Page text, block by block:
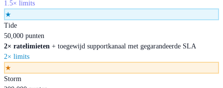
1.5× limits
★
Tide
50,000 punten
2× ratelimieten + toegewijd supportkanaal met gegarandeerde SLA
2× limits
★
Storm